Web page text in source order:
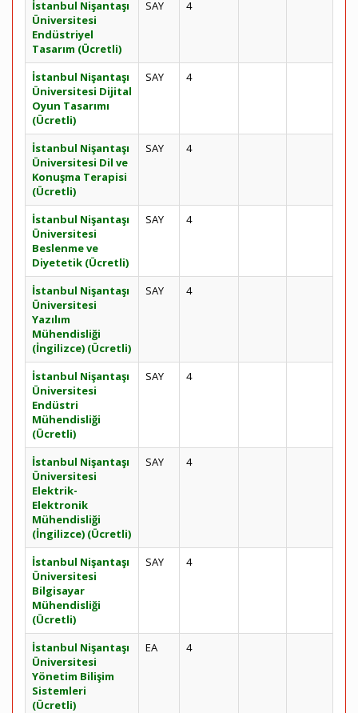
İstanbul Nişantaşı
Üniversitesi
Endüstriyel
Tasarım (Ücretli)
SAY 4
İstanbul Nişantaşı
Üniversitesi Dijital
Oyun Tasarımı
(Ücretli)
SAY 4
İstanbul Nişantaşı
Üniversitesi Dil ve
Konuşma Terapisi
(Ücretli)
SAY 4
İstanbul Nişantaşı
Üniversitesi
Beslenme ve
Diyetetik (Ücretli)
SAY 4
İstanbul Nişantaşı
Üniversitesi
Yazılım
Mühendisliği
(İngilizce) (Ücretli)
SAY 4
İstanbul Nişantaşı
Üniversitesi
Endüstri
Mühendisliği
(Ücretli)
SAY 4
İstanbul Nişantaşı
Üniversitesi
Elektrik-
Elektronik
Mühendisliği
(İngilizce) (Ücretli)
SAY 4
İstanbul Nişantaşı
Üniversitesi
Bilgisayar
Mühendisliği
(Ücretli)
SAY 4
İstanbul Nişantaşı
Üniversitesi
Yönetim Bilişim
Sistemleri
(Ücretli)
EA 4